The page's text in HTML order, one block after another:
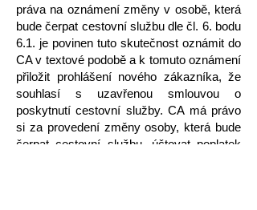
práva na oznámení změny v osobě, která
bude čerpat cestovní službu dle čl. 6. bodu
6.1. je povinen tuto skutečnost oznámit do
CA v textové podobě a k tomuto oznámení
přiložit prohlášení nového zákazníka, že
souhlasí s uzavřenou smlouvou o
poskytnutí cestovní služby. CA má právo
si za provedení změny osoby, která bude
čerpat cestovní službu, účtovat poplatek